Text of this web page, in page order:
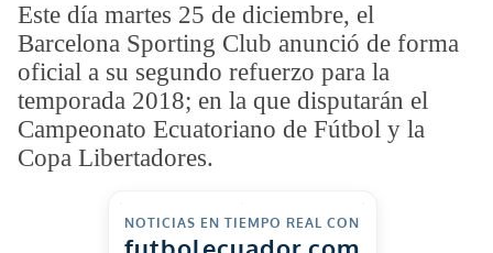
Este día martes 25 de diciembre, el
Barcelona Sporting Club anunció de forma
oficial a su segundo refuerzo para la
temporada 2018; en la que disputarán el
Campeonato Ecuatoriano de Fútbol y la
Copa Libertadores.
NOTICIAS EN TIEMPO REAL CON